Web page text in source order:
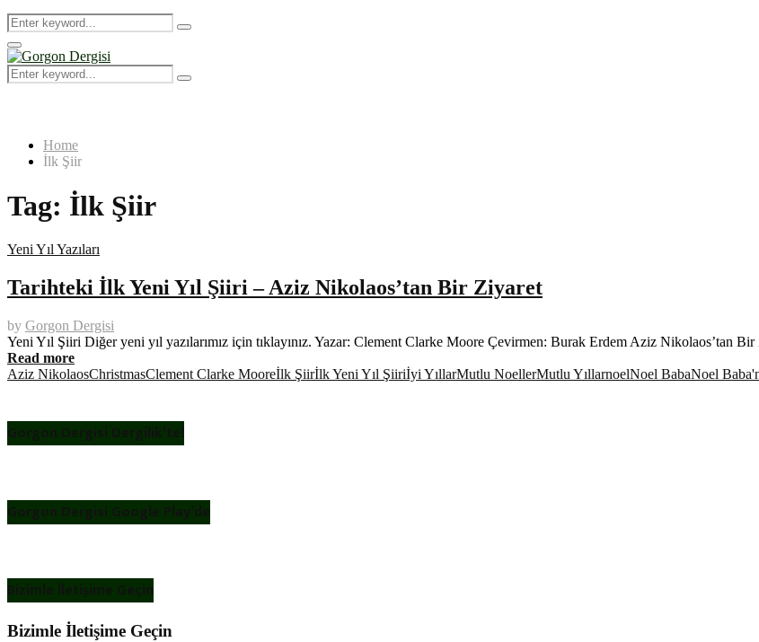
Search
for:
Search
Primary
Menu
Search
for:
Search
Home
İlk Şiir
Tag: İlk Şiir
Yeni Yıl Yazıları
Tarihteki İlk Yeni Yıl Şiiri – Aziz Nikolaos’tan Bir Ziyaret
by Gorgon Dergisi
Yeni Yıl Şiiri Diğer yeni yıl yazılarımız için tıklayınız. Yazar: Clement Clarke Moore Çevirmen: Burak Erdem Aziz Nikolaos’tan
Read more
Aziz NikolaosChristmasClement Clarke Mooreİlk Şiirİlk Yeni Yıl Şiiriİyi YıllarMutlu NoellerMutlu YıllarnoelNoel BabaNoel
Gorgon Dergisi Dergilik’te!
Gorgon Dergisi Google Play’de
Bizimle İletişime Geçin
Bizimle İletişime Geçin